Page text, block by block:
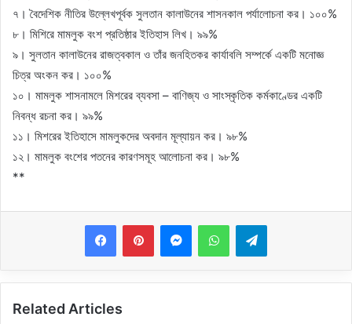
৭। বৈদেশিক নীতির উল্লেখপূর্বক সুলতান কালাউনের শাসনকাল পর্যালোচনা কর। ১০০%
৮। মিশিরে মামলুক বংশ প্রতিষ্ঠার ইতিহাস লিখ। ৯৯%
৯। সুলতান কালাউনের রাজত্বকাল ও তাঁর জনহিতকর কার্যাবলি সম্পর্কে একটি মনোজ্ঞ
চিত্র অংকন কর। ১০০%
১০। মামলুক শাসনামলে মিশরের ব্যবসা – বাণিজ্য ও সাংস্কৃতিক কর্মকাণ্ডের একটি
নিবন্ধ রচনা কর। ৯৯%
১১। মিশরের ইতিহাসে মামলুকদের অবদান মূল্যায়ন কর। ৯৮%
১২। মামলুক বংশের পতনের কারণসমূহ আলোচনা কর। ৯৮%
**
MessengerWhatsAppTelegram
Related Articles